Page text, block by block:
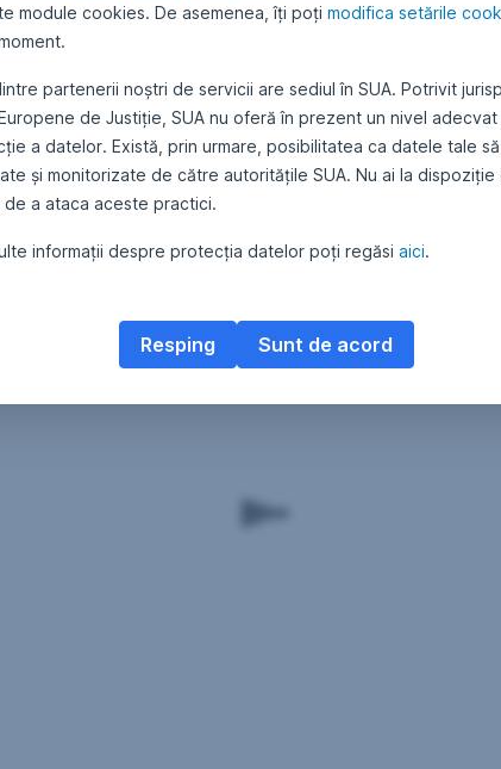
module cookies. De asemenea, îți poți modifica setările
partenerii noștri de servicii are sediul în SUA. Potrivit
de Justiție, SUA nu oferă în prezent un nivel
a datelor. Există, prin urmare, posibilitatea ca datele tale
și monitorizate de către autoritățile SUA. Nu ai la dispoziție
de a ataca aceste practici.
informații despre protecția datelor poți regăsi aici.
Sunt de acord
Resping